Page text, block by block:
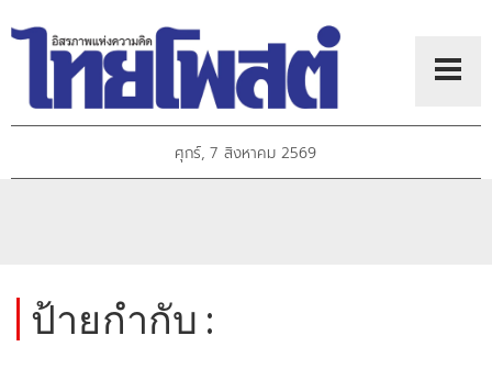
ศุกร์, 7 สิงหาคม 2569
ป้ายกำกับ :